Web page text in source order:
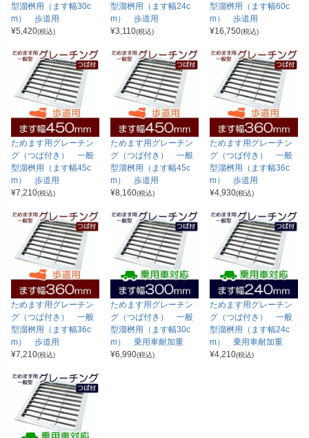
型溜桝用（ます幅30c
m） 歩道用
¥5,420(税込)
型溜桝用（ます幅24c
m） 歩道用
¥3,110(税込)
型溜桝用（ます幅60c
m） 歩道用
¥16,750(税込)
ためます用グレーチン
グ（つば付き） 一般
型溜桝用（ます幅45c
m） 歩道用
¥7,210(税込)
ためます用グレーチン
グ（つば付き） 一般
型溜桝用（ます幅45c
m） 歩道用
¥8,160(税込)
ためます用グレーチン
グ（つば付き） 一般
型溜桝用（ます幅36c
m） 歩道用
¥4,930(税込)
ためます用グレーチン
グ（つば付き） 一般
型溜桝用（ます幅36c
m） 歩道用
¥7,210(税込)
ためます用グレーチン
グ（つば付き） 一般
型溜桝用（ます幅30c
m） 乗用車耐加重
¥6,990(税込)
ためます用グレーチン
グ（つば付き） 一般
型溜桝用（ます幅24c
m） 乗用車耐加重
¥4,210(税込)